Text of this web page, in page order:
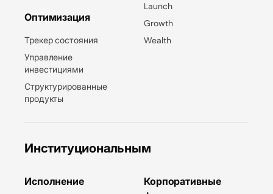
Оптимизация
Трекер состояния
Управление
инвестициями
Структурированные
продукты
Launch
Growth
Wealth
Институциональным
Исполнение
Корпоративные